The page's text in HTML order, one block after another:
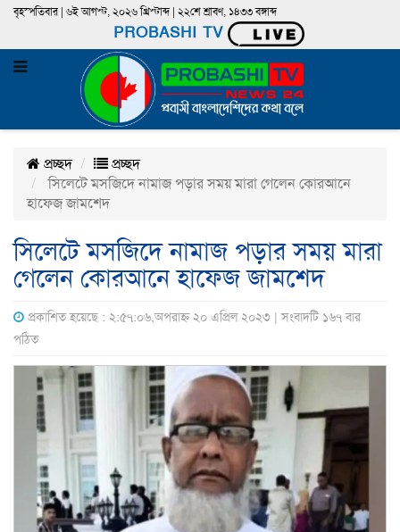
বৃহস্পতিবার | ৬ই আগস্ট, ২০২৬ খ্রিস্টাব্দ | ২২শে শ্রাবণ, ১৪৩৩ বঙ্গাব্দ
PROBASHI TV
প্রচ্ছদ
প্রচ্ছদ
সিলেটে মসজিদে নামাজ পড়ার সময় মারা গেলেন কোরআনে
হাফেজ জামশেদ
সিলেটে মসজিদে নামাজ পড়ার সময় মারা
গেলেন কোরআনে হাফেজ জামশেদ
প্রকাশিত হয়েছে : ২:৫৭:০৬,অপরাহ্ন ২০ এপ্রিল ২০২৩ | সংবাদটি ১৬৭ বার
পঠিত